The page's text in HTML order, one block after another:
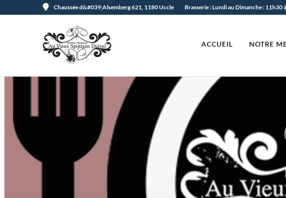
Chaussée d&#039;Alsemberg 621, 1180 Uccle Brasserie : Lundi au Dimanche : 11h30
ACCUEIL NOTRE